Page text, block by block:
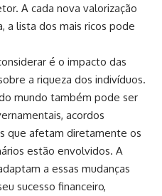
A cada nova valorização
a lista dos mais ricos pode
é o impacto das
a riqueza dos indivíduos.
mundo também pode ser
acordos
que afetam diretamente os
estão envolvidos. A
a essas mudanças
sucesso financeiro,